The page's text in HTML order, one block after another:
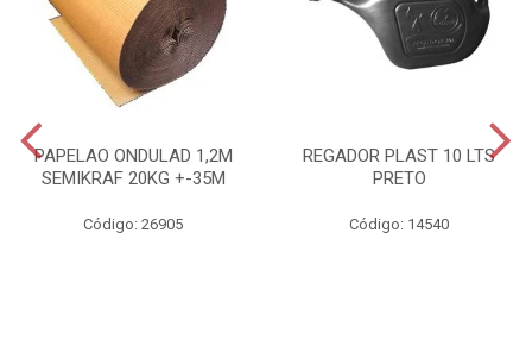
PAPELAO ONDULAD 1,2M
SEMIKRAF 20KG +-35M
Código: 26905
REGADOR PLAST 10 LTS
PRETO
Código: 14540